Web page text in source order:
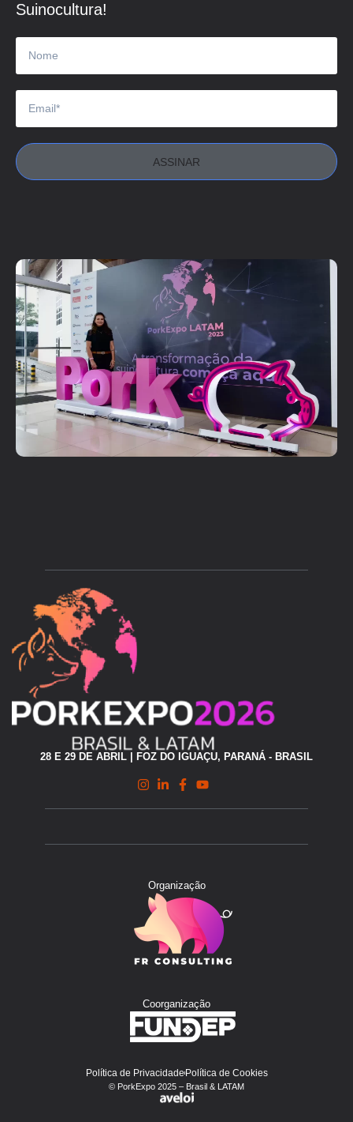
Suinocultura!
ASSINAR
28 E 29 DE ABRIL | FOZ DO IGUAÇU, PARANÁ - BRASIL
Organização
Coorganização
Política de PrivacidadePolítica de Cookies
© PorkExpo 2025 – Brasil & LATAM